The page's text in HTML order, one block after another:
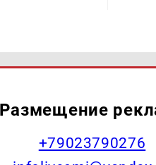
Размещение
+79023790276